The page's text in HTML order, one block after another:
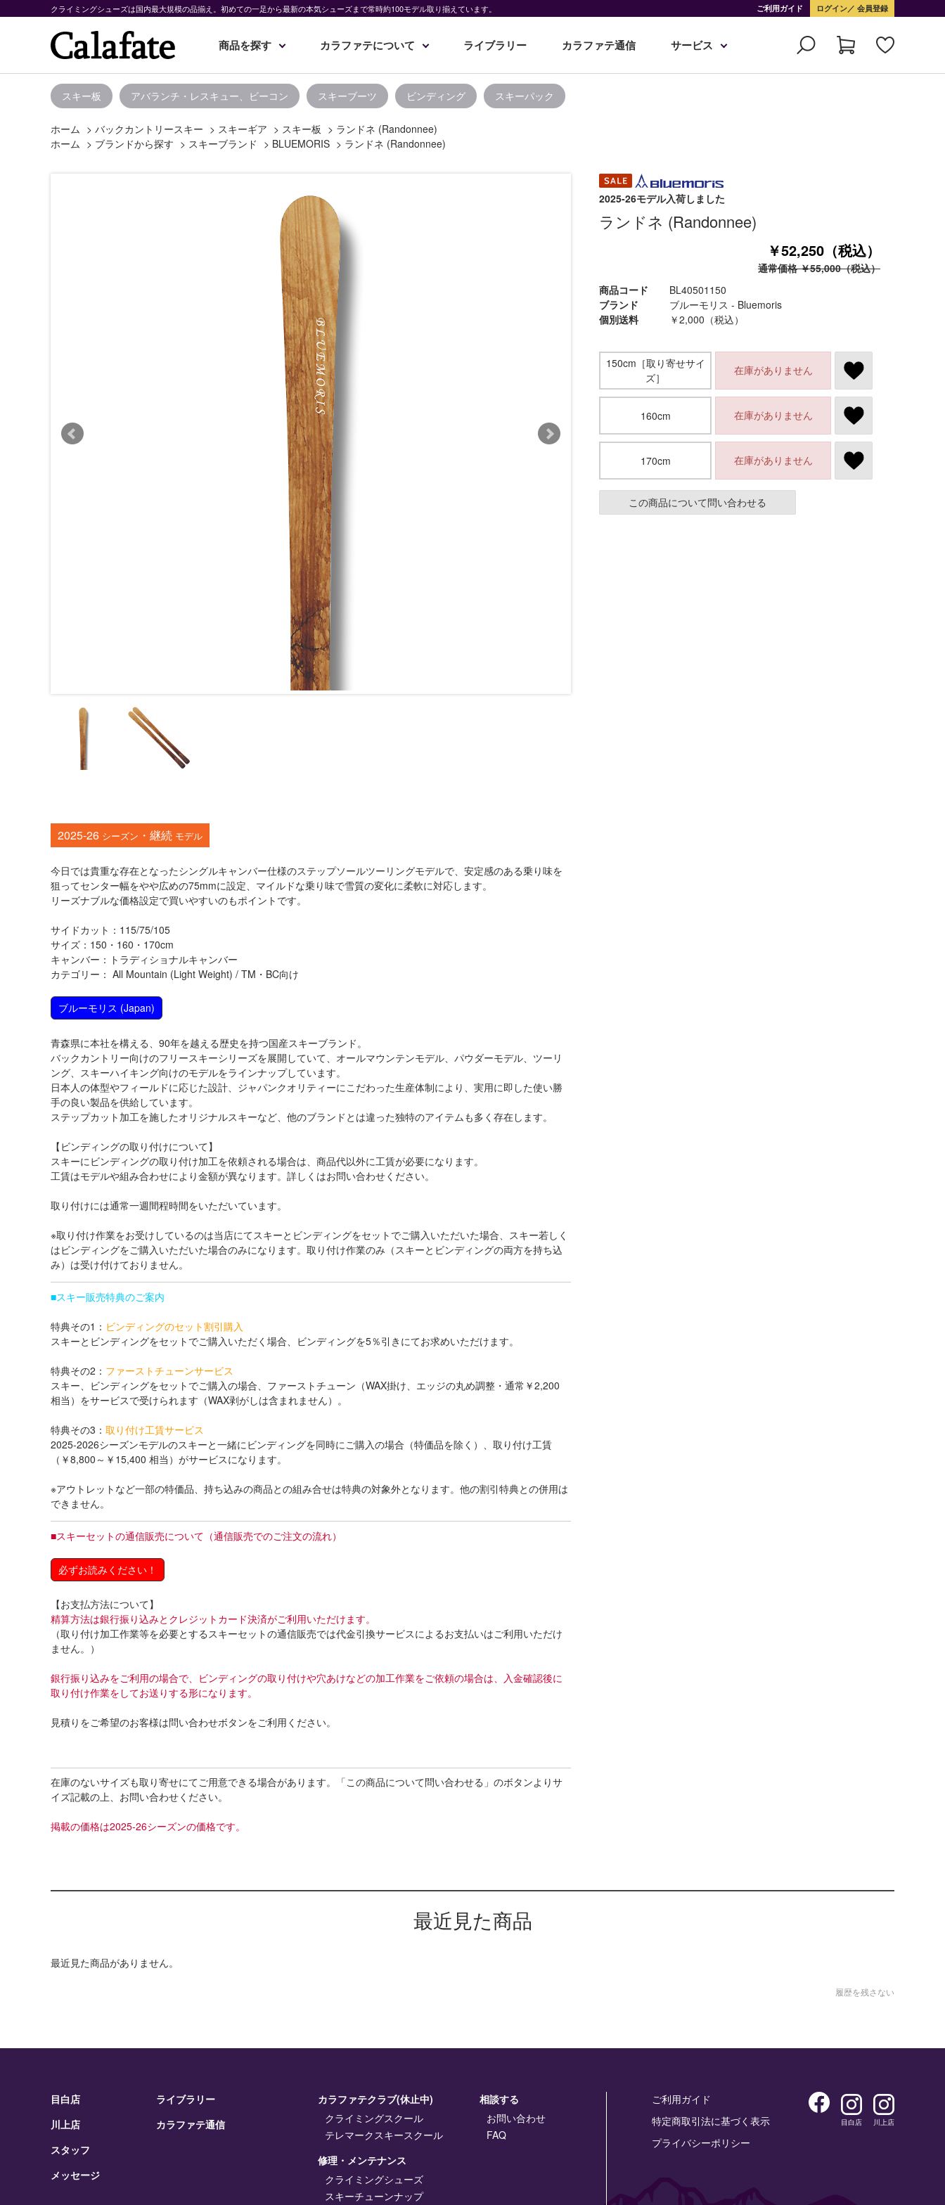
クライミングシューズは国内最大規模の品揃え。初めての一足から最新の本気シューズまで常時約100モデル取り揃えています。 ご利用ガイド ログイン 会員登録
商品を探す カラファテについて ライブラリー カラファテ通信 サービス
スキー板 アバランチ・レスキュー、ビーコン スキーブーツ ビンディング スキーパック
ホーム > バックカントリースキー > スキーギア > スキー板 > ランドネ (Randonnee)
ホーム > ブランドから探す > スキーブランド > BLUEMORIS > ランドネ (Randonnee)
2025-26 シーズン ・継続 モデル
今日では貴重な存在となったシングルキャンバー仕様のステップソールツーリングモデルで、安定感のある乗り味を
狙ってセンター幅をやや広めの75mmに設定、マイルドな乗り味で雪質の変化に柔軟に対応します。
リーズナブルな価格設定で買いやすいのもポイントです。
サイドカット：115/75/105
サイズ：150・160・170cm
キャンバー：トラディショナルキャンバー
カテゴリー： All Mountain (Light Weight) / TM・BC向け
ブルーモリス (Japan)
青森県に本社を構える、90年を越える歴史を持つ国産スキーブランド。
バックカントリー向けのフリースキーシリーズを展開していて、オールマウンテンモデル、パウダーモデル、ツーリ
ング、スキーハイキング向けのモデルをラインナップしています。
日本人の体型やフィールドに応じた設計、ジャパンクオリティーにこだわった生産体制により、実用に即した使い勝
手の良い製品を供給しています。
ステップカット加工を施したオリジナルスキーなど、他のブランドとは違った独特のアイテムも多く存在します。
【ビンディングの取り付けについて】
スキーにビンディングの取り付け加工を依頼される場合は、商品代以外に工賃が必要になります。
工賃はモデルや組み合わせにより金額が異なります。詳しくはお問い合わせください。
取り付けには通常一週間程時間をいただいています。
※取り付け作業をお受けしているのは当店にてスキーとビンディングをセットでご購入いただいた場合、スキー若しく
はビンディングをご購入いただいた場合のみになります。取り付け作業のみ（スキーとビンディングの両方を持ち込
み）は受け付けておりません。
■スキー販売特典のご案内
特典その1： ビンディングのセット割引購入
スキーとビンディングをセットでご購入いただく場合、ビンディングを5％引きにてお求めいただけます。
特典その2： ファーストチューンサービス
スキー、ビンディングをセットでご購入の場合、ファーストチューン（WAX掛け、エッジの丸め調整・通常￥2,200
相当）をサービスで受けられます（WAX剥がしは含まれません）。
特典その3： 取り付け工賃サービス
2025-2026シーズンモデルのスキーと一緒にビンディングを同時にご購入の場合（特価品を除く）、取り付け工賃
（￥8,800～￥15,400 相当）がサービスになります。
※アウトレットなど一部の特価品、持ち込みの商品との組み合せは特典の対象外となります。他の割引特典との併用は
できません。
■スキーセットの通信販売について（通信販売でのご注文の流れ）
必ずお読みください！
【お支払方法について】
精算方法は銀行振り込みとクレジットカード決済がご利用いただけます。
（取り付け加工作業等を必要とするスキーセットの通信販売では代金引換サービスによるお支払いはご利用いただけ
ません。）
銀行振り込みをご利用の場合で、ビンディングの取り付けや穴あけなどの加工作業をご依頼の場合は、入金確認後に
取り付け作業をしてお送りする形になります。
見積りをご希望のお客様は問い合わせボタンをご利用ください。
在庫のないサイズも取り寄せにてご用意できる場合があります。「この商品について問い合わせる」のボタンよりサ
イズ記載の上、お問い合わせください。
掲載の価格は2025-26シーズンの価格です。
2025-26モデル入荷しました
ランドネ (Randonnee)
￥52,250（税込）
通常価格 ￥55,000（税込）
商品コード
BL40501150
ブランド
ブルーモリス - Bluemoris
個別送料
￥2,000（税込）
150cm［取り寄せサイ
ズ］
在庫がありません
160cm 在庫がありません
170cm 在庫がありません
この商品について問い合わせる
最近見た商品
最近見た商品がありません。
履歴を残さない
目白店
川上店
スタッフ
メッセージ
ライブラリー
カラファテ通信
カラファテクラブ(休止中)
クライミングスクール
テレマークスキースクール
修理・メンテナンス
クライミングシューズ
スキーチューンナップ
相談する
お問い合わせ
FAQ
ご利用ガイド
特定商取引法に基づく表示
プライバシーポリシー
目白店 川上店